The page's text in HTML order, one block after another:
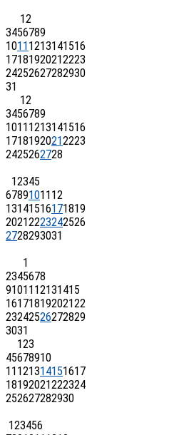
12
3456789
10111213141516
17181920212223
24252627282930
31
12
3456789
10111213141516
17181920212223
2425262728
12345
6789101112
13141516171819
20212223242526
2728293031
1
2345678
9101112131415
16171819202122
23242526272829
3031
123
45678910
11121314151617
18192021222324
252627282930
123456